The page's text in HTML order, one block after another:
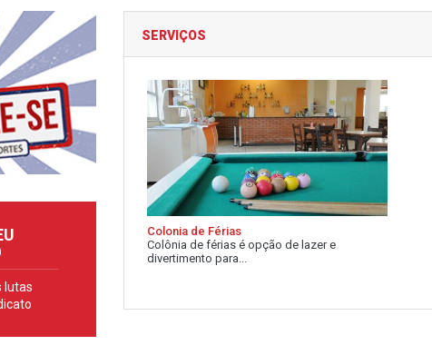
lutas
SERVIÇOS
Colonia de Férias
Colônia de férias é opção de lazer e
divertimento para...